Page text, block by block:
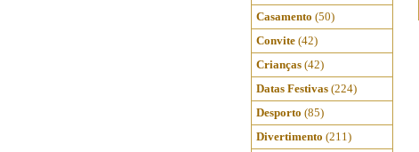
Casamento (50)
Convite (42)
Crianças (42)
Datas Festivas (224)
Desporto (85)
Divertimento (211)